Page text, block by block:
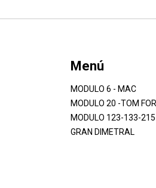
Menú
MODULO 6 - MAC
MODULO 20 -TOM
MODULO 123-133-
GRAN DIMETRAL